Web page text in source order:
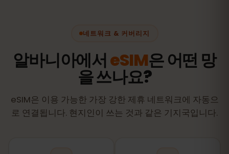
네트워크 & 커버리지
알바니아에서eSIM은 어떤 망
을 쓰나요?
eSIM은 이용 가능한 가장 강한 제휴 네트워크에 자동으
로 연결됩니다. 현지인이 쓰는 것과 같은 기지국입니다.